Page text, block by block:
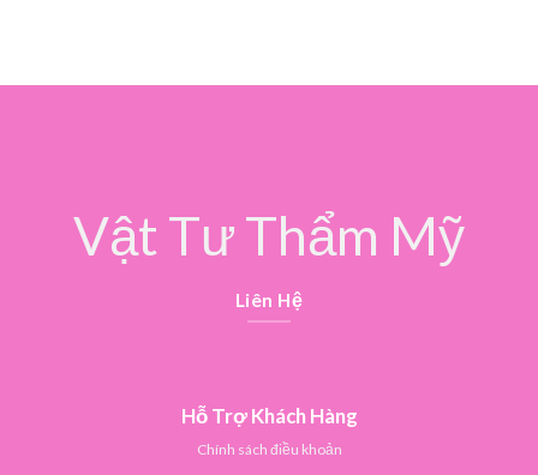
Vật Tư Thẩm Mỹ
Liên Hệ
Hỗ Trợ Khách Hàng
Chính sách điều khoản